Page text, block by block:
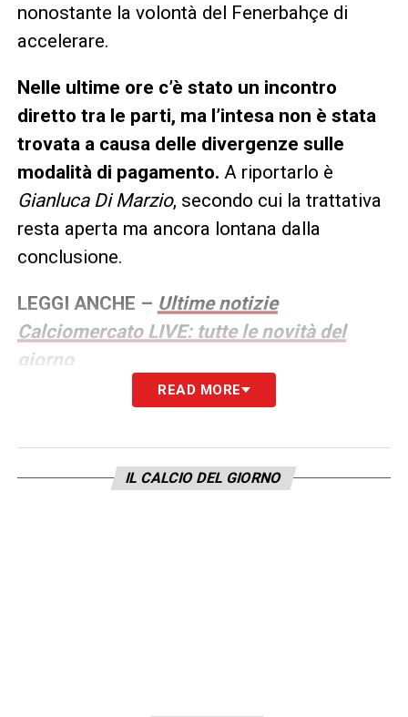
nonostante la volontà del Fenerbahçe di
accelerare.
Nelle ultime ore c’è stato un incontro
diretto tra le parti, ma l’intesa non è stata
trovata a causa delle divergenze sulle
modalità di pagamento. A riportarlo è
Gianluca Di Marzio, secondo cui la trattativa
resta aperta ma ancora lontana dalla
conclusione.
LEGGI ANCHE – Ultime notizie
Calciomercato LIVE: tutte le novità del
giorno
READ MORE
IL CALCIO DEL GIORNO